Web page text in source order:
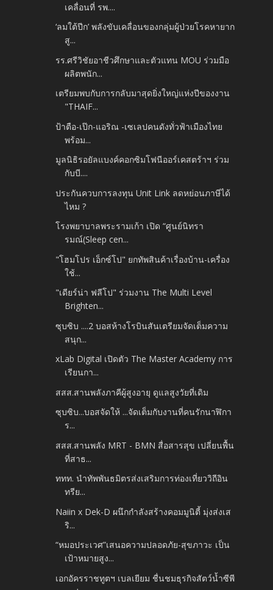
เคลื่อนที่ รพ....
‘ลมใต้ปีก’ พลังขับเคลื่อนของกลุ่มผู้ป่วยโรคหายาก
สู...
รร.ศรีวิชัยอาชีวศึกษาและตัวแทน MOU ร่วมมือ
ผลิตพนัก...
เตรียมพบกับการกลับมาสุดยิ่งใหญ่แห่งปีของงาน
"THAIF...
ป้าตือ-เป๊ก-แอริณ -เซเลปคนดังทั่วฟ้าเมืองไทย
พร้อม...
มูลนิธิรอยัลแบงค์คอกซิมโฟนีออร์เคสตร้าฯ ร่วม
กับบี....
ประกันควบการลงทุน Unit Link ลดหย่อนภาษีได้
ไหม ?
โรงพยาบาลพระรามเก้า เปิด “ศูนย์นิทรา
รมณ์(Sleep cen...
"โฮมโปร เอ็กซ์โป" ยกทัพสินค้าเรื่องบ้าน-เครื่อง
ใช้...
"เดียร์น่า ฟลีโป" ร่วมงาน The Multi Level
Brighten...
ซุบซิบ ....2 บอสห้างโรบินสันเตรียมจัดเต็มความ
สนุก...
xLab Digital เปิดตัว The Master Academy การ
เรียนกา...
สสส.สานพลังภาคีผู้สูงอายุ ดูแลสูงวัยที่เดิม
ซุบซิบ...บอสจัดให้ ...จัดเต็มกับงานที่คนรักนาฬิกา
ร...
สสส.สานพลัง MRT - BMN สื่อสารสุข เปลี่ยนพื้น
ที่สาธ...
ททท. นำทัพพันธมิตรส่งเสริมการท่องเที่ยววิถีอิน
ทรีย...
Naiin x Dek-D ผนึกกำลังสร้างคอมมูนิตี้ มุ่งส่งเส
ริ...
“หมอประเวศ”เสนอความปลอดภัย-สุขภาวะ เป็น
เป้าหมายสูง...
เอกอัครราชทูตฯ เบลเยียม ชื่นชมธุรกิจสัตว์น้ำซีพี